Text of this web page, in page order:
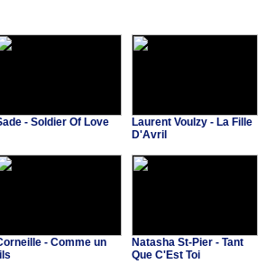
- Soldier Of Love
Laurent Voulzy - La Fille
D'Avril
- Comme un
Natasha St-Pier - Tant
Que C'Est Toi